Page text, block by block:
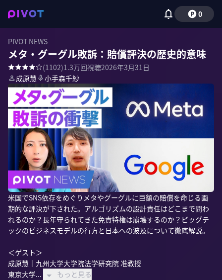
0
PIVOT NEWS
メタ・グーグル敗訴：賠償評決の歴史的意味
(1102)1.3万回視聴2026年3月31日
成原慧
小手森千紗
米国でSNS依存をめぐりメタやグーグルに巨額の賠償を命じる画
期的な評決が下された。アルゴリズムの設計責任はどこまで問わ
れるのか？長年守られてきた免責特権は崩壊するのか？ビッグテ
ックのビジネスモデルの行方と日本への波及について徹底解説。
＜ゲスト＞
成原慧｜九州大学大学院法学研究院 准教授
東京大学...
もっと見る